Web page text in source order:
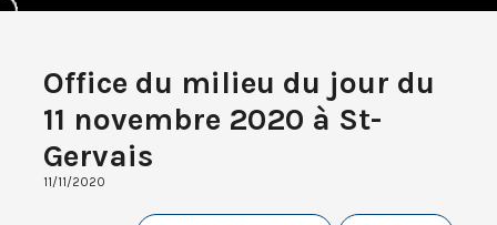
Office du milieu du jour du
11 novembre 2020 à St-
Gervais
11/11/2020